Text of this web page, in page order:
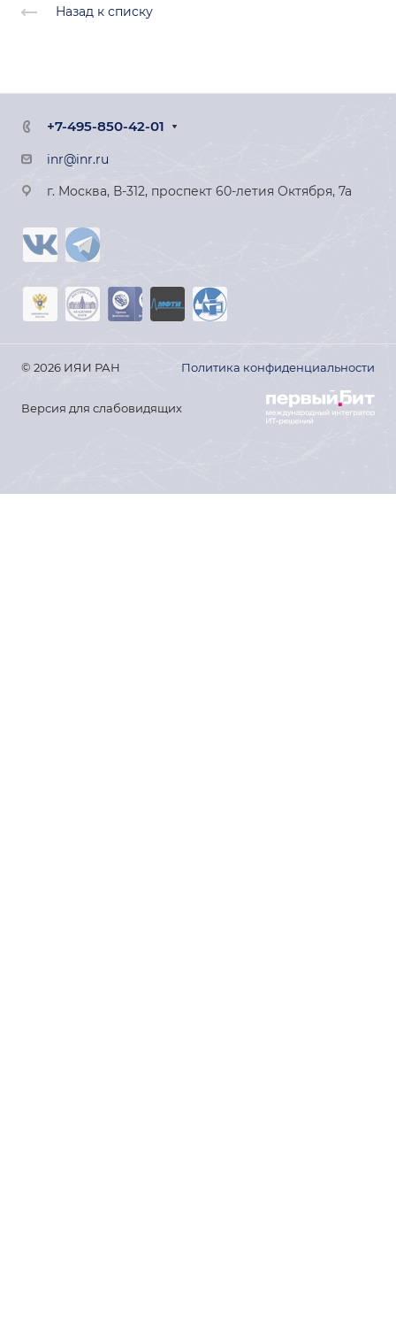
Назад к списку
+7-495-850-42-01
inr@inr.ru
г. Москва, В-312, проспект 60-летия Октября, 7а
© 2026 ИЯИ РАН Политика конфиденциальности
Версия для слабовидящих